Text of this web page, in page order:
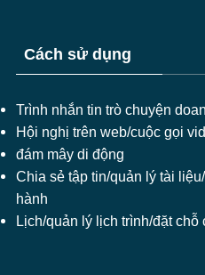
Cách sử dụng
Trình nhắn tin trò chuyện
Hội nghị trên web/cuộc gọi
đám mây di động
Chia sẻ tập tin/quản lý tài
hành
Lịch/quản lý lịch trình/đặt chỗ